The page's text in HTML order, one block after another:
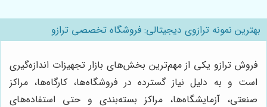
بهترین نمونه ترازوی دیجیتالی: فروشگاه تخصصی ترازو
فروش ترازو یکی از مهم‌ترین بخش‌های بازار تجهیزات اندازه‌گیری
است و به دلیل نیاز گسترده در فروشگاه‌ها، کارگاه‌ها، مراکز
صنعتی، آزمایشگاه‌ها، مراکز بسته‌بندی و حتی استفاده‌های